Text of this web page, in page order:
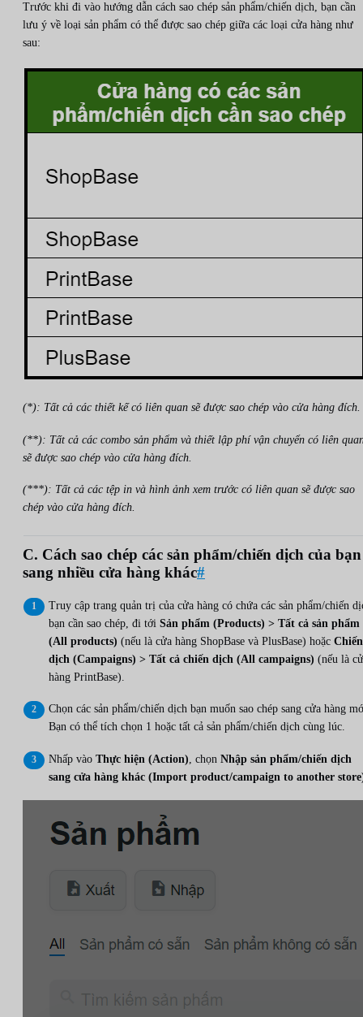
Trước khi đi vào hướng dẫn cách sao chép sản phẩm/chiến dịch, bạn cần
lưu ý về loại sản phẩm có thể được sao chép giữa các loại cửa hàng như
sau:
(*): Tất cả các thiết kế có liên quan sẽ được sao chép vào cửa hàng đích.
(**): Tất cả các combo sản phẩm và thiết lập phí vận chuyển có liên
sẽ được sao chép vào cửa hàng đích.
(***): Tất cả các tệp in và hình ảnh xem trước có liên quan sẽ được sao
chép vào cửa hàng đích.
C. Cách sao chép các sản phẩm/chiến dịch của bạn
sang nhiều cửa hàng khác#
Truy cập trang quản trị của cửa hàng có chứa các sản phẩm/chiến
bạn cần sao chép, đi tới Sản phẩm (Products) > Tất cả sản phẩm
(All products) (nếu là cửa hàng ShopBase và PlusBase) hoặc Chiến
dịch (Campaigns) > Tất cả chiến dịch (All campaigns) (nếu là
hàng PrintBase).
Chọn các sản phẩm/chiến dịch bạn muốn sao chép sang cửa hàng
Bạn có thể tích chọn 1 hoặc tất cả sản phẩm/chiến dịch cùng lúc.
Nhấp vào Thực hiện (Action) , chọn Nhập sản phẩm/chiến dịch
sang cửa hàng khác (Import product/campaign to another